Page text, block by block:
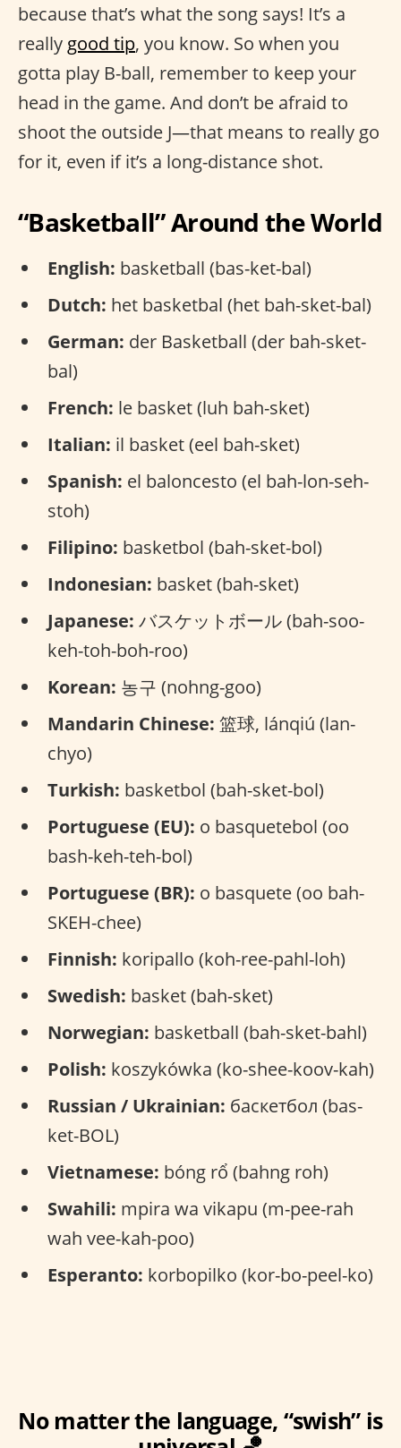
because that’s what the song says! It’s a
really good tip, you know. So when you
gotta play B-ball, remember to keep your
head in the game. And don’t be afraid to
shoot the outside J—that means to really go
for it, even if it’s a long-distance shot.
“Basketball” Around the World
English: basketball (bas-ket-bal)
Dutch: het basketbal (het bah-sket-bal)
German: der Basketball (der bah-sket-
bal)
French: le basket (luh bah-sket)
Italian: il basket (eel bah-sket)
Spanish: el baloncesto (el bah-lon-seh-
stoh)
Filipino: basketbol (bah-sket-bol)
Indonesian: basket (bah-sket)
Japanese: バスケットボール (bah-soo-
keh-toh-boh-roo)
Korean: 농구 (nohng-goo)
Mandarin Chinese: 篮球, lánqiú (lan-
chyo)
Turkish: basketbol (bah-sket-bol)
Portuguese (EU): o basquetebol (oo
bash-keh-teh-bol)
Portuguese (BR): o basquete (oo bah-
SKEH-chee)
Finnish: koripallo (koh-ree-pahl-loh)
Swedish: basket (bah-sket)
Norwegian: basketball (bah-sket-bahl)
Polish: koszykówka (ko-shee-koov-kah)
Russian / Ukrainian: баскетбол (bas-
ket-BOL)
Vietnamese: bóng rổ (bahng roh)
Swahili: mpira wa vikapu (m-pee-rah
wah vee-kah-poo)
Esperanto: korbopilko (kor-bo-peel-ko)
No matter the language, “swish” is